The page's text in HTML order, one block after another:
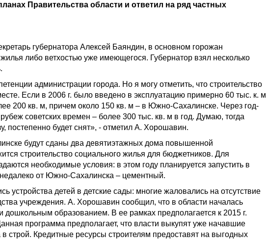
Правительства области и ответил на ряд частных
губернатора Алексей Баяндин, в основном горожан
либо ветхостью уже имеющегося. Губернатор взял несколько
администрации города. Но я могу отметить, что строительство
Если в 2006 г. было введено в эксплуатацию примерно 60 тыс. к. м
200 кв. м, причем около 150 кв. м – в Южно-Сахалинске. Через год-
советских времен – более 300 тыс. кв. м в год. Думаю, тогда
постепенно будет снят», - отметил А. Хорошавин.
будут сданы два девятиэтажных дома повышенной
строительство социального жилья для бюджетников. Для
необходимые условия: в этом году планируется запустить в
от Южно-Сахалинска – цементный.
устройства детей в детские сады: многие жаловались на отсутствие
учреждения. А. Хорошавин сообщил, что в области началась
дошкольным образованием. В ее рамках предполагается к 2015 г.
программа предполагает, что власти выкупят уже начавшие
строй. Кредитные ресурсы строителям предоставят на выгодных